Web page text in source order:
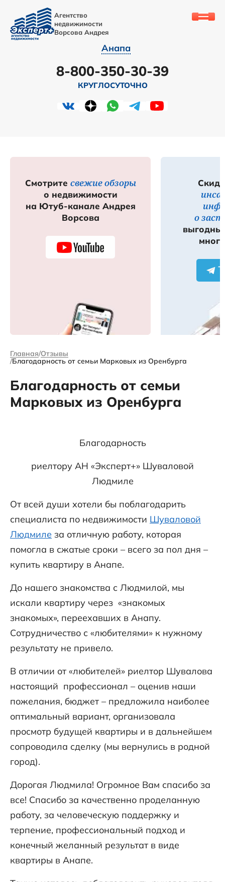
Агентство
недвижимости
Ворсова Андрея
Анапа
8-800-350-30-39
КРУГЛОСУТОЧНО
Смотрите свежие обзоры
о недвижимости
на Ютуб-канале Андрея
Ворсова
о
Главная Отзывы
Благодарность от семьи Марковых из Оренбурга
Благодарность от семьи
Марковых из Оренбурга
Благодарность
риелтору АН «Эксперт+» Шуваловой
Людмиле
От всей души хотели бы поблагодарить
специалиста по недвижимости Шуваловой
Людмиле за отличную работу, которая
помогла в сжатые сроки – всего за пол дня –
купить квартиру в Анапе.
До нашего знакомства с Людмилой, мы
искали квартиру через «знакомых
знакомых», переехавших в Анапу.
Сотрудничество с «любителями» к нужному
результату не привело.
В отличии от «любителей» риелтор Шувалова
настоящий профессионал – оценив наши
пожелания, бюджет – предложила наиболее
оптимальный вариант, организовала
просмотр будущей квартиры и в дальнейшем
сопроводила сделку (мы вернулись в родной
город).
Дорогая Людмила! Огромное Вам спасибо за
все! Спасибо за качественно проделанную
работу, за человеческую поддержку и
терпение, профессиональный подход и
конечный желанный результат в виде
квартиры в Анапе.